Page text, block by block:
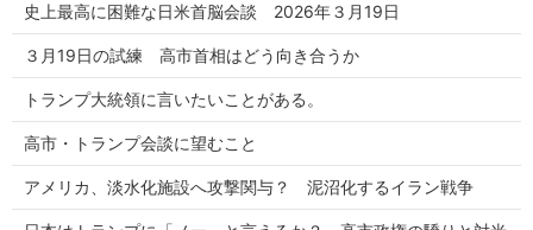
史上最高に困難な日米首脳会談 2026年３月19日
３月19日の試練 高市首相はどう向き合うか
トランプ大統領に言いたいことがある。
高市・トランプ会談に望むこと
アメリカ、淡水化施設へ攻撃関与？ 泥沼化するイラン戦争